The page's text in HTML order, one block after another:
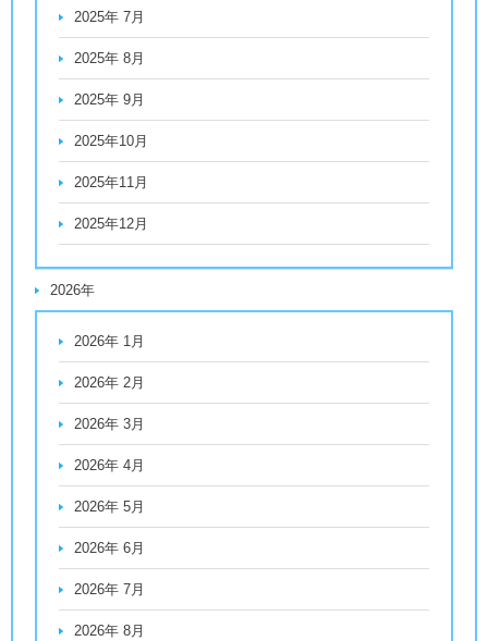
2025年 7月
2025年 8月
2025年 9月
2025年10月
2025年11月
2025年12月
2026年
2026年 1月
2026年 2月
2026年 3月
2026年 4月
2026年 5月
2026年 6月
2026年 7月
2026年 8月